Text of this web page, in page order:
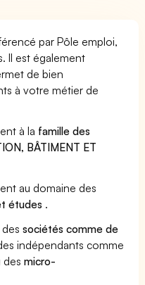
par Pôle emploi,
Il est également
de bien
à votre métier de
à la famille des
BÂTIMENT ET
au domaine des
études .
dessociétés comme de
indépendants comme
desmicro-